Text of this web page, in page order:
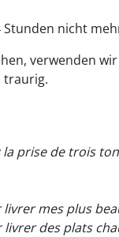
Stunden nicht
verwenden wir
traurig.
la prise de trois
mes plus
des plats